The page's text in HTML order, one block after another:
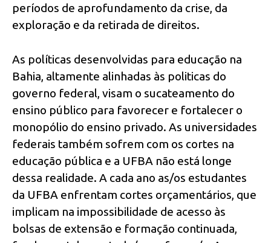
períodos de aprofundamento da crise, da
exploração e da retirada de direitos.
As políticas desenvolvidas para educação na
Bahia, altamente alinhadas às politicas do
governo federal, visam o sucateamento do
ensino público para favorecer e fortalecer o
monopólio do ensino privado. As universidades
federais também sofrem com os cortes na
educação pública e a UFBA não está longe
dessa realidade. A cada ano as/os estudantes
da UFBA enfrentam cortes orçamentários, que
implicam na impossibilidade de acesso às
bolsas de extensão e formação continuada,